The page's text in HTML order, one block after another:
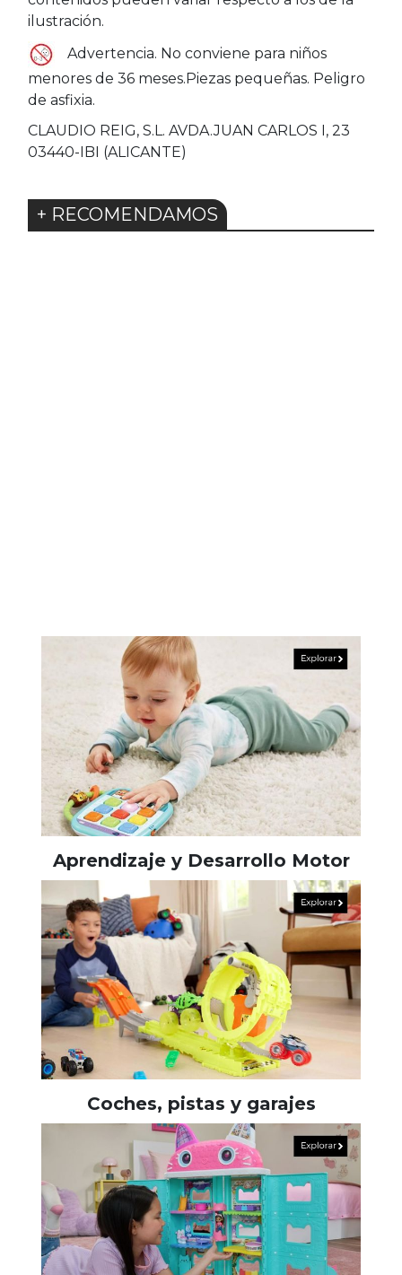
ilustración.
Advertencia. No conviene para niños
menores de 36 meses.Piezas pequeñas. Peligro
de asfixia.
CLAUDIO REIG, S.L. AVDA.JUAN CARLOS I, 23
03440-IBI (ALICANTE)
+ RECOMENDAMOS
Aprendizaje y Desarrollo Motor
Coches, pistas y garajes